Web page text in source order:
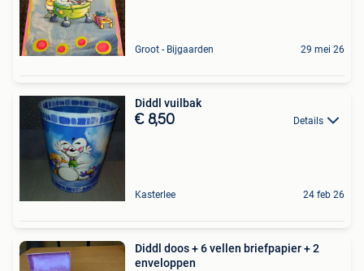
Groot - Bijgaarden 29 mei 26
Diddl vuilbak
€ 8,50 Details
Kasterlee 24 feb 26
Diddl doos + 6 vellen briefpapier + 2
enveloppen